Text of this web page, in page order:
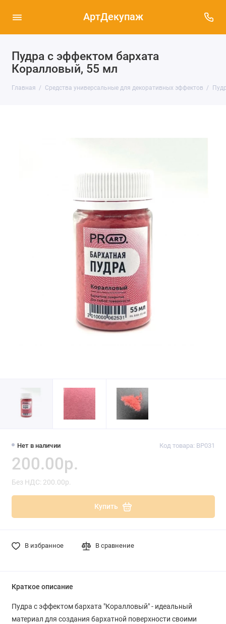
АртДекупаж
Пудра с эффектом бархата
Коралловый, 55 мл
Главная Средства универсальные для декоративных эффектов
Нет в наличии Код товара: BP031
200.00р.
Без НДС: 200.00р.
Купить
В избранное В сравнение
Краткое описание
Пудра с эффектом бархата "Коралловый" - идеальный
материал для создания бархатной поверхности своими